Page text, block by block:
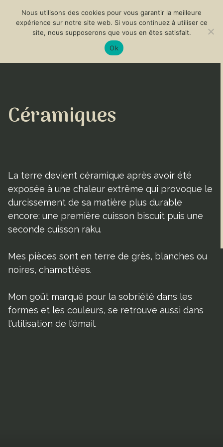
Céramiques
La terre devient céramique après avoir été
exposée à une chaleur extrême qui provoque le
durcissement de sa matière plus durable
encore: une première cuisson biscuit puis une
seconde cuisson raku.
Mes pièces sont en terre de grès, blanches ou
noires, chamottées.
Mon goût marqué pour la sobriété dans les
formes et les couleurs, se retrouve aussi dans
l'utilisation de l'émail.
Nous utilisons des cookies pour vous garantir la meilleure
expérience sur notre site web. Si vous continuez à utiliser ce
site, nous supposerons que vous en êtes satisfait.
Ok